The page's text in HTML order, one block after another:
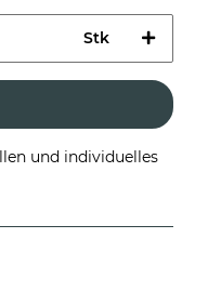
Stk
und individuelles